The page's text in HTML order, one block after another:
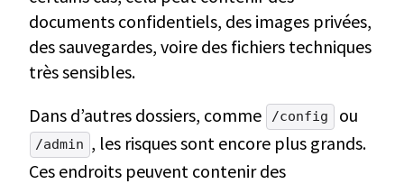
documents confidentiels, des images privées,
des sauvegardes, voire des fichiers techniques
très sensibles.
Dans d’autres dossiers, comme
/config ou
/admin , les risques sont encore plus grands.
Ces endroits peuvent contenir des